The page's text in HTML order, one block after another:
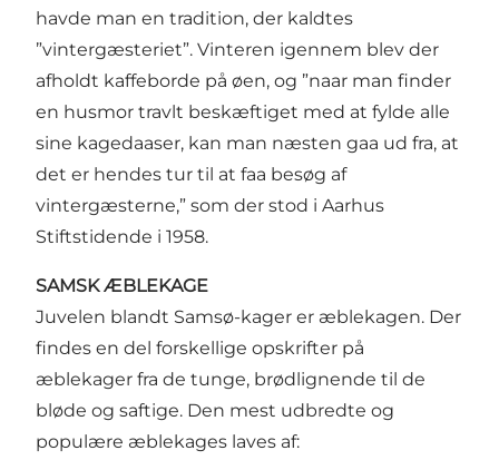
havde man en tradition, der kaldtes
”vintergæsteriet”. Vinteren igennem blev der
afholdt kaffeborde på øen, og ”naar man finder
en husmor travlt beskæftiget med at fylde alle
sine kagedaaser, kan man næsten gaa ud fra, at
det er hendes tur til at faa besøg af
vintergæsterne,” som der stod i Aarhus
Stiftstidende i 1958.
SAMSK ÆBLEKAGE
Juvelen blandt Samsø-kager er æblekagen. Der
findes en del forskellige opskrifter på
æblekager fra de tunge, brødlignende til de
bløde og saftige. Den mest udbredte og
populære æblekages laves af: